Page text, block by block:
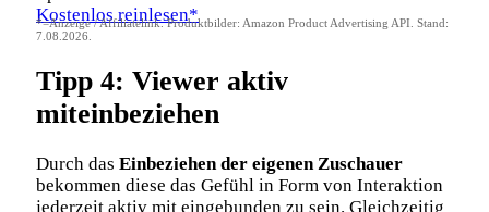
Kostenlos reinlesen*
*=Anzeige / Affiliatelink. Produktbilder: Amazon Product Advertising API. Stand:
7.08.2026.
Tipp 4: Viewer aktiv
miteinbeziehen
Durch das Einbeziehen der eigenen Zuschauer
bekommen diese das Gefühl in Form von Interaktion
jederzeit aktiv mit eingebunden zu sein. Gleichzeitig